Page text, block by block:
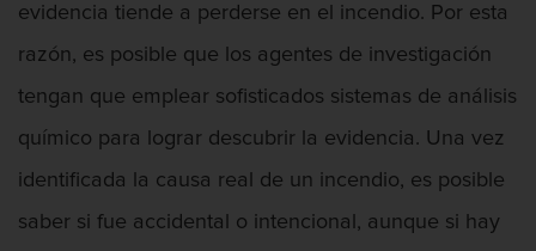
Posesión De Parafernalia De Drogas
Posesión de una sustancia controlada
para la venta
controlada para la venta
evidencia tiende a perderse en el incendio. Por esta
razón, es posible que los agentes de investigación
tengan que emplear sofisticados sistemas de análisis
químico para lograr descubrir la evidencia. Una vez
identificada la causa real de un incendio, es posible
saber si fue accidental o intencional, aunque si hay